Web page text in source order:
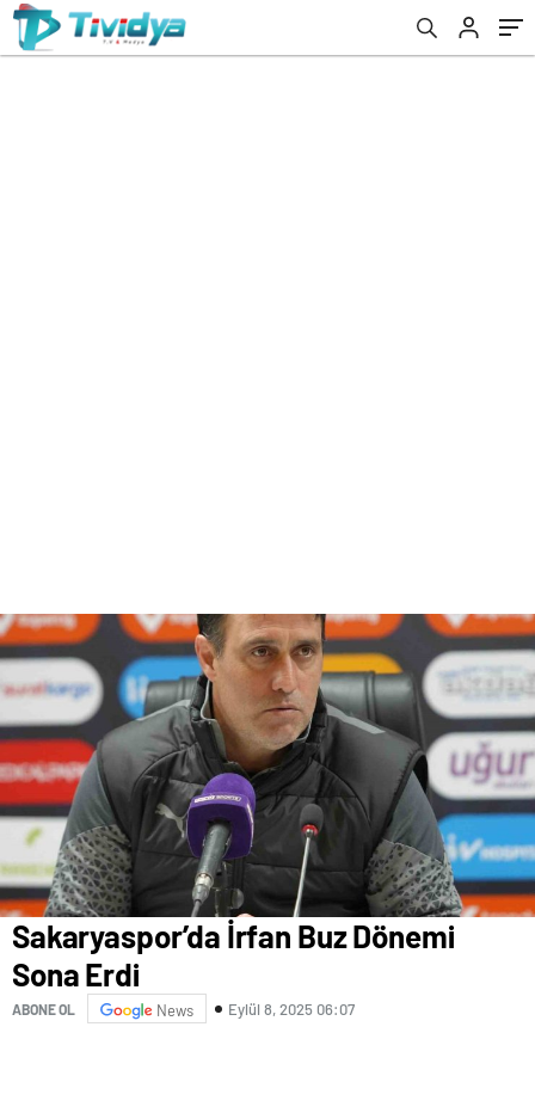
evden
eve
nakliyat
Sakaryaspor’da İrfan Buz Dönemi
Sona Erdi
ABONE OL News Eylül 8, 2025 06:07